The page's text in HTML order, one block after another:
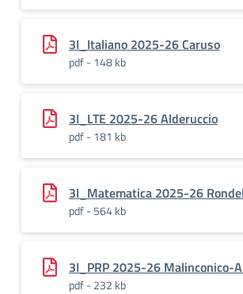
3I_Italiano 2025-26 Caruso
pdf - 148 kb
3I_LTE 2025-26 Alderuccio
pdf - 181 kb
3I_Matematica 2025-26
pdf - 564 kb
3I_PRP 2025-26 Malinconico-
pdf - 232 kb